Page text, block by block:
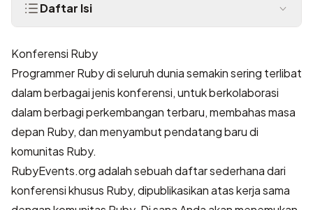
Daftar Isi
Konferensi Ruby
Programmer Ruby di seluruh dunia semakin sering terlibat
dalam berbagai jenis konferensi, untuk berkolaborasi
dalam berbagi perkembangan terbaru, membahas masa
depan Ruby, dan menyambut pendatang baru di
komunitas Ruby.
RubyEvents.orgadalah sebuah daftar sederhana dari
konferensi khusus Ruby, dipublikasikan atas kerja sama